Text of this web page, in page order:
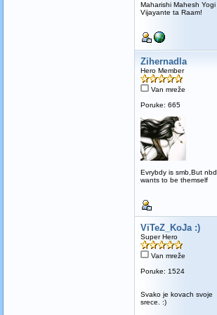
Maharishi Mahesh Yogi
Vijayante ta Raam!
Zihernadla
Hero Member
Van mreže
Poruke: 665
Evrybdy is smb,But nbd
wants to be themself
ViTeZ_KoJa :)
Super Hero
Van mreže
Poruke: 1524
Svako je kovach svoje
srece. :)